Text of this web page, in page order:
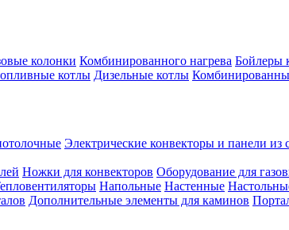
колонки Комбинированного нагрева Бойлеры
котлы Дизельные котлы
Электрические конвекторы и панели из
Ножки для конвекторов Оборудование для
Напольные Настенные
Дополнительные элементы для каминов